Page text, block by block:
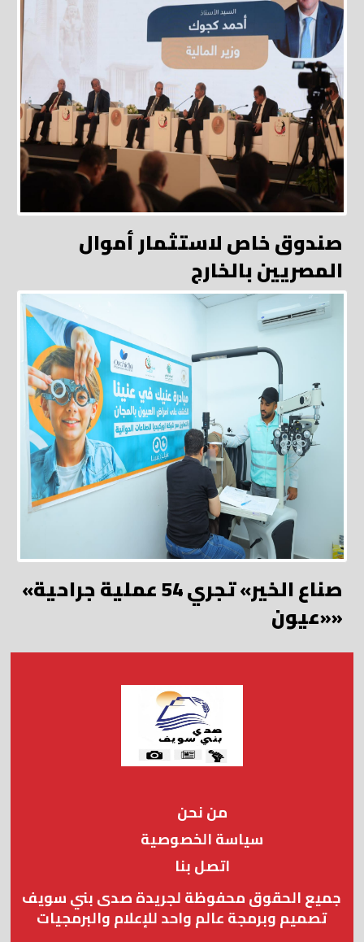
صندوق خاص لاستثمار أموال
المصريين بالخارج
«صناع الخير» تجري 54 عملية جراحية
«عيون»
من نحن
سياسة الخصوصية
اتصل بنا
جميع الحقوق محفوظة لجريدة صدى بني سويف
تصميم وبرمجة عالم واحد للإعلام والبرمجيات